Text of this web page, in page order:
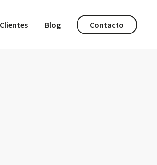
Clientes Blog Contacto